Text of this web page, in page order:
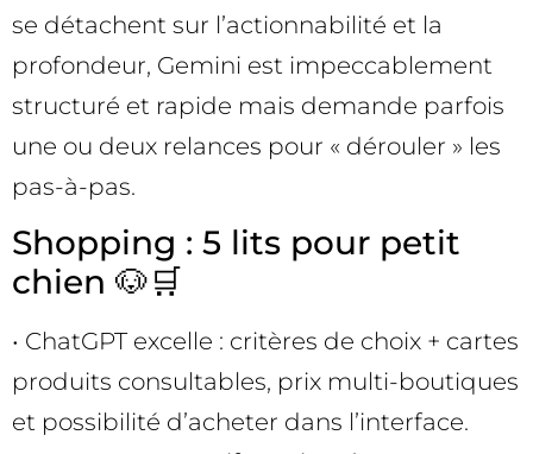
se détachent sur l’actionnabilité et la
profondeur, Gemini est impeccablement
structuré et rapide mais demande parfois
une ou deux relances pour « dérouler » les
pas-à-pas.
Shopping : 5 lits pour petit
chien 🐶🛒
• ChatGPT excelle : critères de choix + cartes
produits consultables, prix multi-boutiques
et possibilité d’acheter dans l’interface.